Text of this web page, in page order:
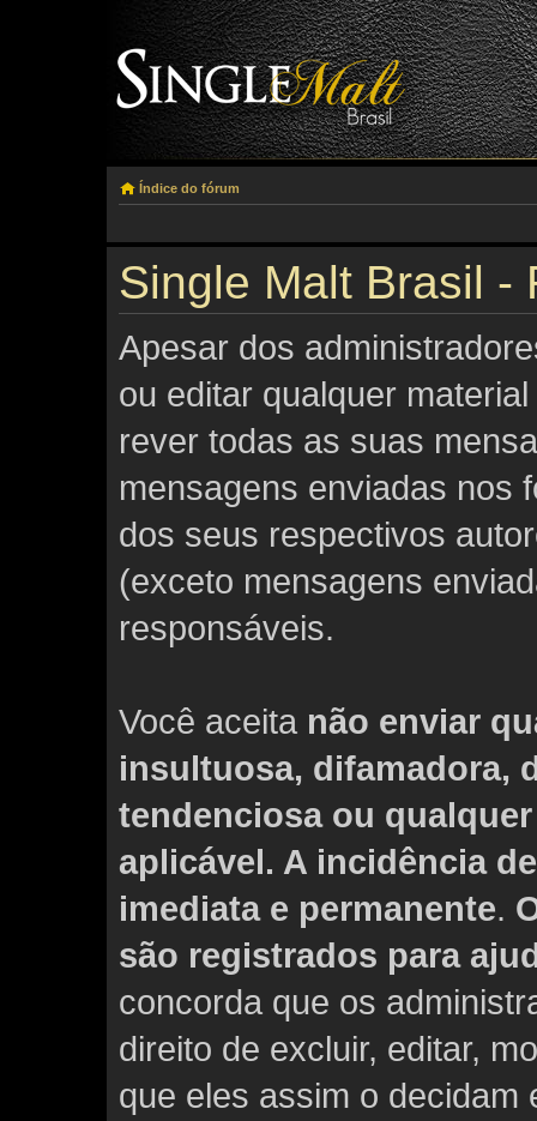
Índice do fórum
Single Malt Brasil -
Apesar dos
ou editar qualquer
rever todas as suas
mensagens enviadas nos
dos seus respectivos
(exceto mensagens
responsáveis.
Você aceita não enviar
insultuosa, difamadora,
tendenciosa ou
aplicável. A incidência
imediata e permanente.
são registrados para
concorda que os
direito de excluir, editar,
que eles assim o decidam